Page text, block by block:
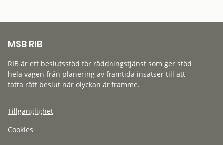
MSB RIB
RIB är ett beslutsstöd för räddningstjänst som ger stöd
hela vägen från planering av framtida insatser till att
fatta rätt beslut när olyckan är framme.
Tillgänglighet
Cookies